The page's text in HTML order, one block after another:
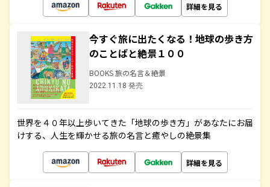
詳細を見る
今すぐ旅に出たくなる！地球の歩き方
のことばと絶景１００
BOOKS 旅の名言＆絶景
2022.11.18 発売
世界を４０年以上歩いてきた「地球の歩き方」があなたにお届
けする、人生を輝かせる旅の名言と癒やしの絶景集
詳細を見る